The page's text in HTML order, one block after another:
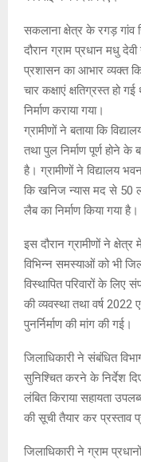
सकलाना क्षेत्र के रगड़ गांव
दौरान ग्राम प्रधान मधु
प्रशासन का आभार व्यक्त
चार कक्षाएं क्षतिग्रस्त हो
निर्माण कराया गया।
ग्रामीणों ने बताया कि
तथा पुल निर्माण पूर्ण होने के
है। ग्रामीणों ने विद्यालय
कि खनिज न्यास मद से 50
लैब का निर्माण किया गया है।
इस दौरान ग्रामीणों ने
विभिन्न समस्याओं को भी
विस्थापित परिवारों के लिए
की व्यवस्था तथा वर्ष
पुनर्निर्माण की मांग की गई।
जिलाधिकारी ने संबंधित
सुनिश्चित करने के निर्देश
लंबित किराया सहायता
की सूची तैयार कर प्रस्ताव
जिलाधिकारी ने ग्राम